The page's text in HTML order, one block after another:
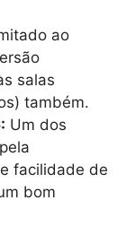
ao
salas
também.
Um dos
facilidade de
bom